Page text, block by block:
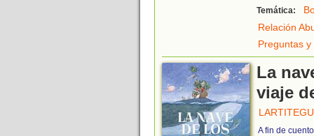
Temática:
Relación
Preguntas
La
viaje
A fin de